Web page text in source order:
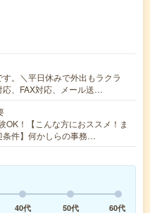
。＼平日休みで外出もラクラ
応、FAX対応、メール送…
OK！【こんな方におススメ！ま
条件】何かしらの事務…
40代 50代 60代